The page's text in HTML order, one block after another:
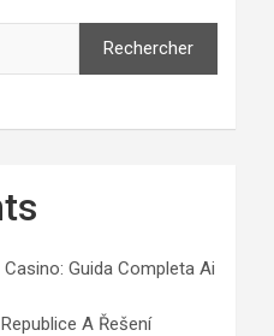
Rechercher
Guida Completa Ai
A Řešení